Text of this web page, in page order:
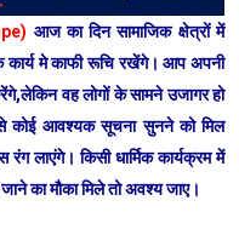
आज का दिन सामाजिक क्षेत्रों में
कार्य मे काफी रूचि रखेंगे। आप अपनी
वह लोगों के सामने उजागर हो
आवश्यक सूचना सुनने को मिल
लाएंगे। किसी धार्मिक कार्यक्रम में
का मौका मिले तो अवश्य जाए।